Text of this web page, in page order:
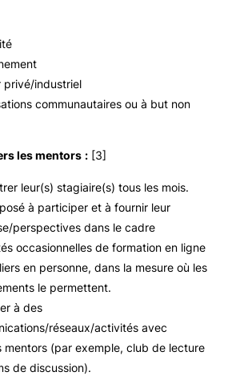
privé/industriel
communautaires ou à but non
les mentors : [3]
leur(s) stagiaire(s) tous les mois.
à participer et à fournir leur
perspectives dans le cadre
occasionnelles de formation en ligne
en personne, dans la mesure où les
le permettent.
à des
réseaux/activités avec
mentors (par exemple, club de lecture
de discussion).